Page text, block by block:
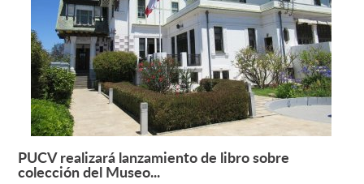
Leer más +
PUCV realizará lanzamiento de libro sobre
colección del Museo...